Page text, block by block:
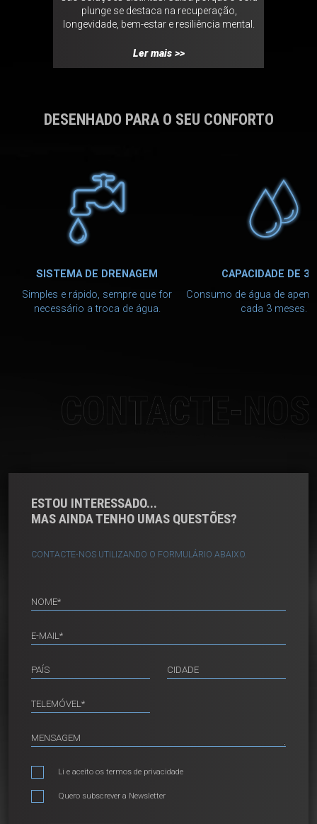
plunge se destaca na recuperação,
longevidade, bem-estar e resiliência mental.
Ler mais >>
DESENHADO PARA O SEU CONFORTO
SISTEMA DE DRENAGEM
Simples e rápido, sempre que for
necessário a troca de água.
CAPACIDADE DE
Consumo de água de
cada 3 meses.
CONTACTE-NOS
ESTOU INTERESSADO...
MAS AINDA TENHO UMAS QUESTÕES?
CONTACTE-NOS UTILIZANDO O FORMULÁRIO ABAIXO.
Li e aceito os termos de privacidade
Quero subscrever a Newsletter